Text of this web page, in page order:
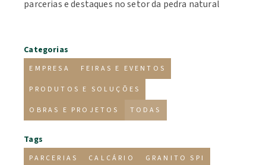
parcerias e destaques no setor da pedra natural
Categorias
EMPRESA FEIRAS E EVENTOS
PRODUTOS E SOLUÇÕES
OBRAS E PROJETOS TODAS
Tags
PARCERIAS CALCÁRIO GRANITO SPI